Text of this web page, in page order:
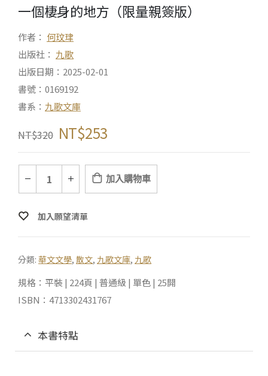
一個棲身的地方（限量親簽版）
作者： 何玟珒
出版社： 九歌
出版日期：2025-02-01
書號：0169192
書系： 九歌文庫
NT$320 NT$253
加入購物車
加入願望清單
分類: 華文文學, 散文, 九歌文庫, 九歌
規格：平裝 | 224頁 | 普通級 | 單色 | 25開
ISBN：4713302431767
本書特點